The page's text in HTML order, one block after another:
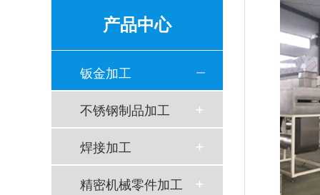
产品中心
钣金加工
不锈钢制品加工
焊接加工
精密机械零件加工